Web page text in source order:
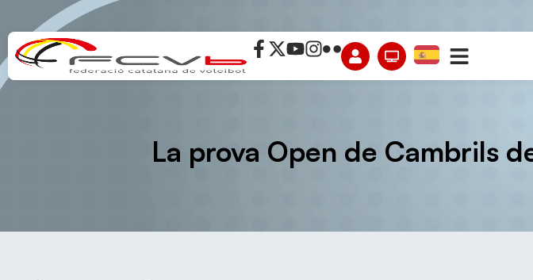
La prova Open de Cambrils